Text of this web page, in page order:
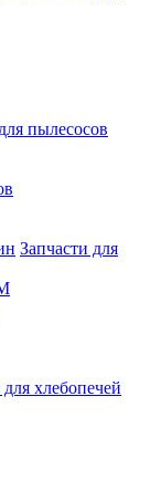
пылесосов
Запчасти для
для хлебопечей